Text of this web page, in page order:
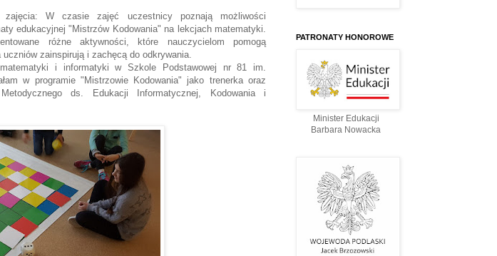
zajęcia: W czasie zajęć uczestnicy poznają możliwości
edukacyjnej "Mistrzów Kodowania" na lekcjach matematyki.
różne aktywności, które nauczycielom pomogą
zainspirują i zachęcą do odkrywania.
i informatyki w Szkole Podstawowej nr 81 im.
w programie "Mistrzowie Kodowania" jako trenerka oraz
ds. Edukacji Informatycznej, Kodowania i
PATRONATY HONOROWE
Minister Edukacji
Barbara Nowacka